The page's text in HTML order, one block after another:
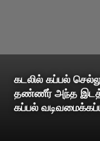
கடலில் கப்பல்
தண்ணீர் அந்த
கப்பல்